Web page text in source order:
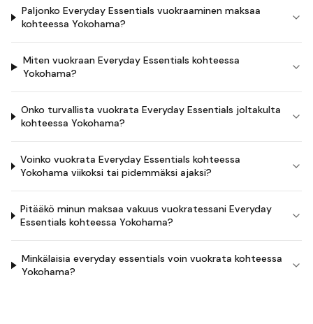
Paljonko Everyday Essentials vuokraaminen maksaa
kohteessa Yokohama?
Miten vuokraan Everyday Essentials kohteessa
Yokohama?
Onko turvallista vuokrata Everyday Essentials joltakulta
kohteessa Yokohama?
Voinko vuokrata Everyday Essentials kohteessa
Yokohama viikoksi tai pidemmäksi ajaksi?
Pitääkö minun maksaa vakuus vuokratessani Everyday
Essentials kohteessa Yokohama?
Minkälaisia everyday essentials voin vuokrata kohteessa
Yokohama?